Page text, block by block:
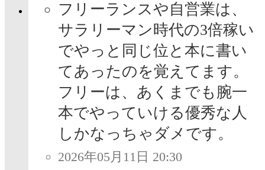
フリーランスや自営業は、
サラリーマン時代の3倍稼い
でやっと同じ位と本に書い
てあったのを覚えてます。
フリーは、あくまでも腕一
本でやっていける優秀な人
しかなっちゃダメです。
2026年05月11日 20:30